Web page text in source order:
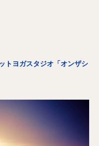
トヨガスタジオ「オンザシ